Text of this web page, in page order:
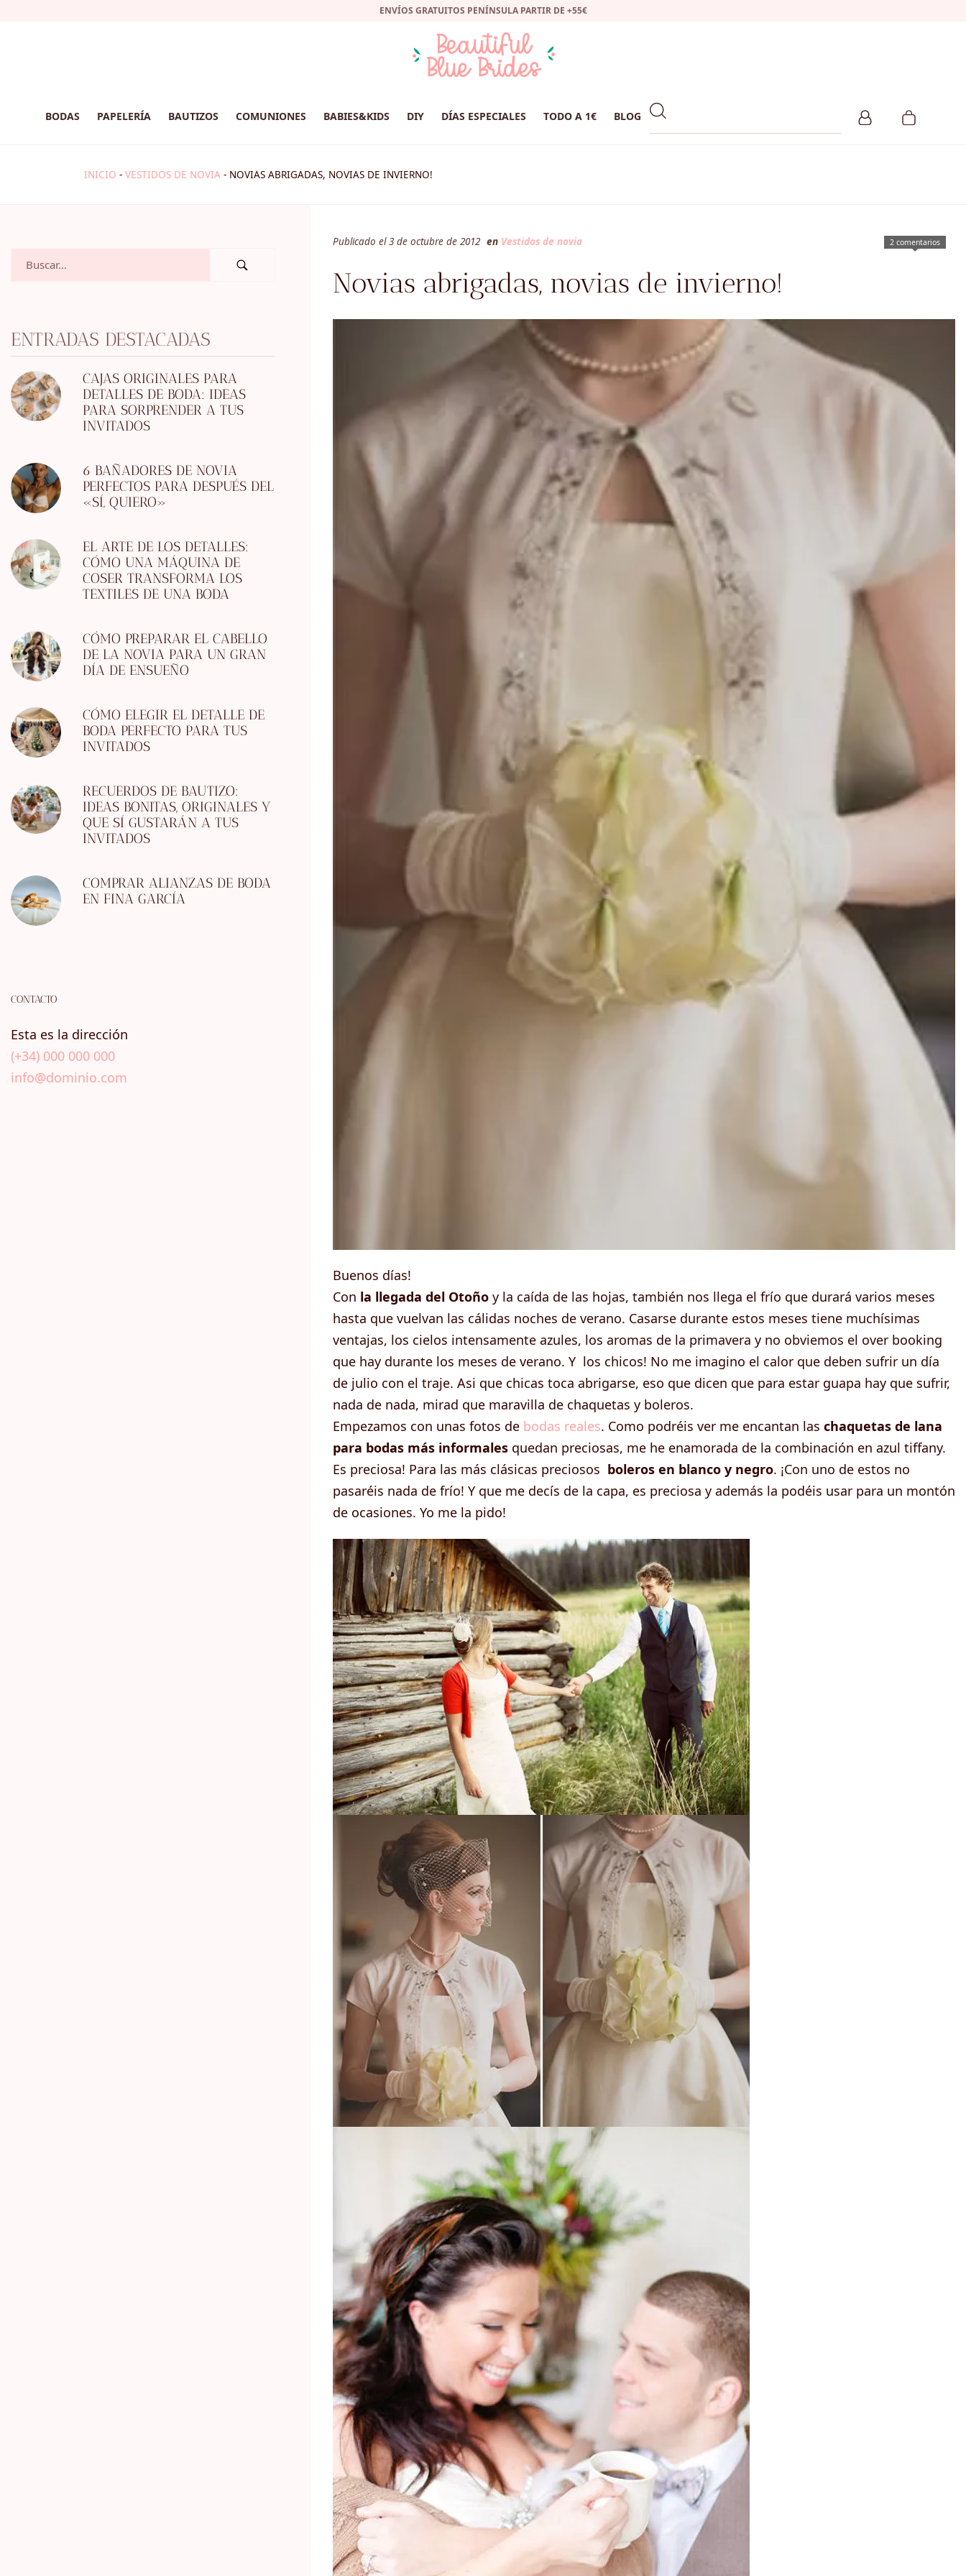
ENVÍOS GRATUITOS PENÍNSULA PARTIR DE +55€
BODAS PAPELERÍA BAUTIZOS COMUNIONES BABIES&KIDS DIY DÍAS ESPECIALES TODO A 1€ BLOG
INICIO - VESTIDOS DE NOVIA - NOVIAS ABRIGADAS, NOVIAS DE INVIERNO!
2 comentarios
Publicado el 3 de octubre de 2012 en Vestidos de novia
Novias abrigadas, novias de invierno!
Buenos días!
Con la llegada del Otoño y la caída de las hojas, también nos llega el frío que durará varios meses
hasta que vuelvan las cálidas noches de verano. Casarse durante estos meses tiene muchísimas
ventajas, los cielos intensamente azules, los aromas de la primavera y no obviemos el over booking
que hay durante los meses de verano. Y los chicos! No me imagino el calor que deben sufrir un día
de julio con el traje. Asi que chicas toca abrigarse, eso que dicen que para estar guapa hay que sufrir,
nada de nada, mirad que maravilla de chaquetas y boleros.
Empezamos con unas fotos de bodas reales. Como podréis ver me encantan las chaquetas de lana
para bodas más informales quedan preciosas, me he enamorada de la combinación en azul tiffany.
Es preciosa! Para las más clásicas preciosos boleros en blanco y negro. ¡Con uno de estos no
pasaréis nada de frío! Y que me decís de la capa, es preciosa y además la podéis usar para un montón
de ocasiones. Yo me la pido!
ENTRADAS DESTACADAS
CAJAS ORIGINALES PARA
DETALLES DE BODA: IDEAS
PARA SORPRENDER A TUS
INVITADOS
6 BAÑADORES DE NOVIA
PERFECTOS PARA DESPUÉS DEL
«SÍ, QUIERO»
EL ARTE DE LOS DETALLES:
CÓMO UNA MÁQUINA DE
COSER TRANSFORMA LOS
TEXTILES DE UNA BODA
CÓMO PREPARAR EL CABELLO
DE LA NOVIA PARA UN GRAN
DÍA DE ENSUEÑO
CÓMO ELEGIR EL DETALLE DE
BODA PERFECTO PARA TUS
INVITADOS
RECUERDOS DE BAUTIZO:
IDEAS BONITAS, ORIGINALES Y
QUE SÍ GUSTARÁN A TUS
INVITADOS
COMPRAR ALIANZAS DE BODA
EN FINA GARCÍA
CONTACTO
Esta es la dirección
(+34) 000 000 000
info@dominio.com